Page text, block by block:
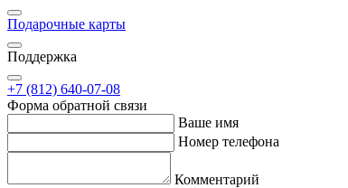
Подарочные карты
Поддержка
+7 (812) 640-07-08
Форма обратной связи
Ваше имя
Номер телефона
Комментарий